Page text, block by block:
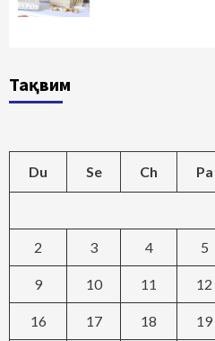
Тақвим
Du Se Ch Pa
2 3 4 5
9 10 11 12
16 17 18 19